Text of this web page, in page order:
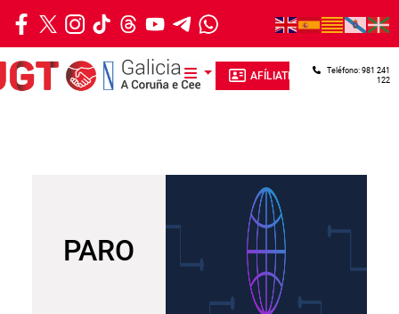
Ir o contido principal
AFÍLIATE
Teléfono: 981 241
122
PARO